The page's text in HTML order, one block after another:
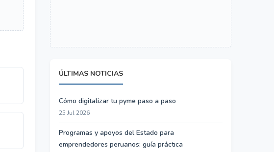
ÚLTIMAS NOTICIAS
Cómo digitalizar tu pyme paso a paso
25 Jul 2026
Programas y apoyos del Estado para
emprendedores peruanos: guía práctica